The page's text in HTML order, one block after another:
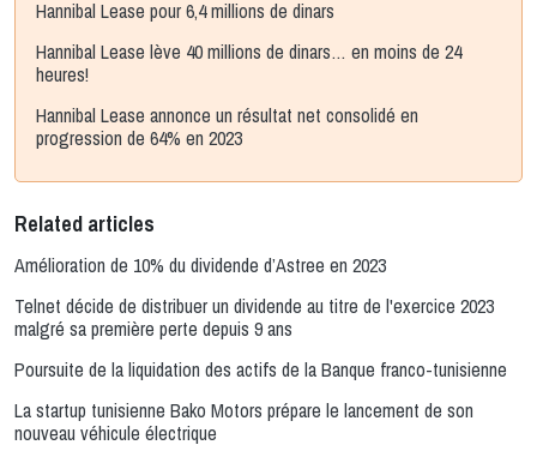
Hannibal Lease pour 6,4 millions de dinars
Hannibal Lease lève 40 millions de dinars… en moins de 24
heures!
Hannibal Lease annonce un résultat net consolidé en
progression de 64% en 2023
Related articles
Amélioration de 10% du dividende d’Astree en 2023
Telnet décide de distribuer un dividende au titre de l'exercice 2023
malgré sa première perte depuis 9 ans
Poursuite de la liquidation des actifs de la Banque franco-tunisienne
La startup tunisienne Bako Motors prépare le lancement de son
nouveau véhicule électrique